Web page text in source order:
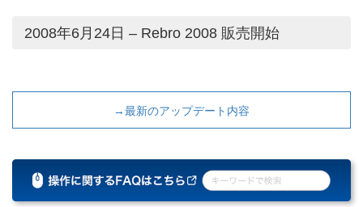
2008年6月24日 – Rebro 2008 販売開始
→最新のアップデート内容